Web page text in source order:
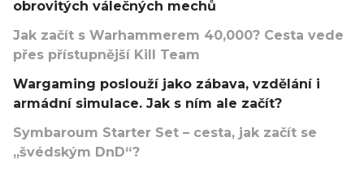
obrovitých válečných mechů
Jak začít s Warhammerem 40,000? Cesta vede
přes přístupnější Kill Team
Wargaming poslouží jako zábava, vzdělání i
armádní simulace. Jak s ním ale začít?
Symbaroum Starter Set – cesta, jak začít se
„švédským DnD“?